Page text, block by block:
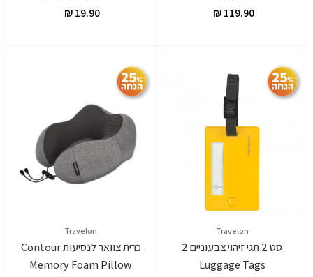
‏119.90 ₪
Travelon
סט 2 תגי זיהוי צבעוניים 2
Luggage Tags
Travelon
כרית צוואר לנסיעות Contour
Memory Foam Pillow